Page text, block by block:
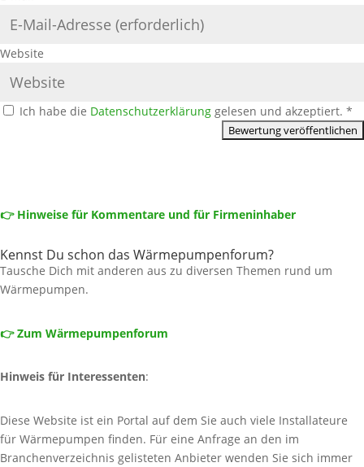
Website
Ich habe die Datenschutzerklärung gelesen und akzeptiert. *
👉 Hinweise für Kommentare und für Firmeninhaber
Kennst Du schon das Wärmepumpenforum?
Tausche Dich mit anderen aus zu diversen Themen rund um
Wärmepumpen.
👉 Zum Wärmepumpenforum
Hinweis für Interessenten:
Diese Website ist ein Portal auf dem Sie auch viele Installateure
für Wärmepumpen finden. Für eine Anfrage an den im
Branchenverzeichnis gelisteten Anbieter wenden Sie sich immer